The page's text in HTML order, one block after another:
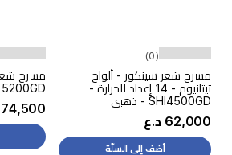
(0)
مسرح شعر سينكور - ألواح
تيتانيوم - 14 إعداد للحرارة -
SHI4500GD - ذهبي
62,000 د.ع
أضف إلى السلّة
5200GD - ابيض
74,500 د.ع